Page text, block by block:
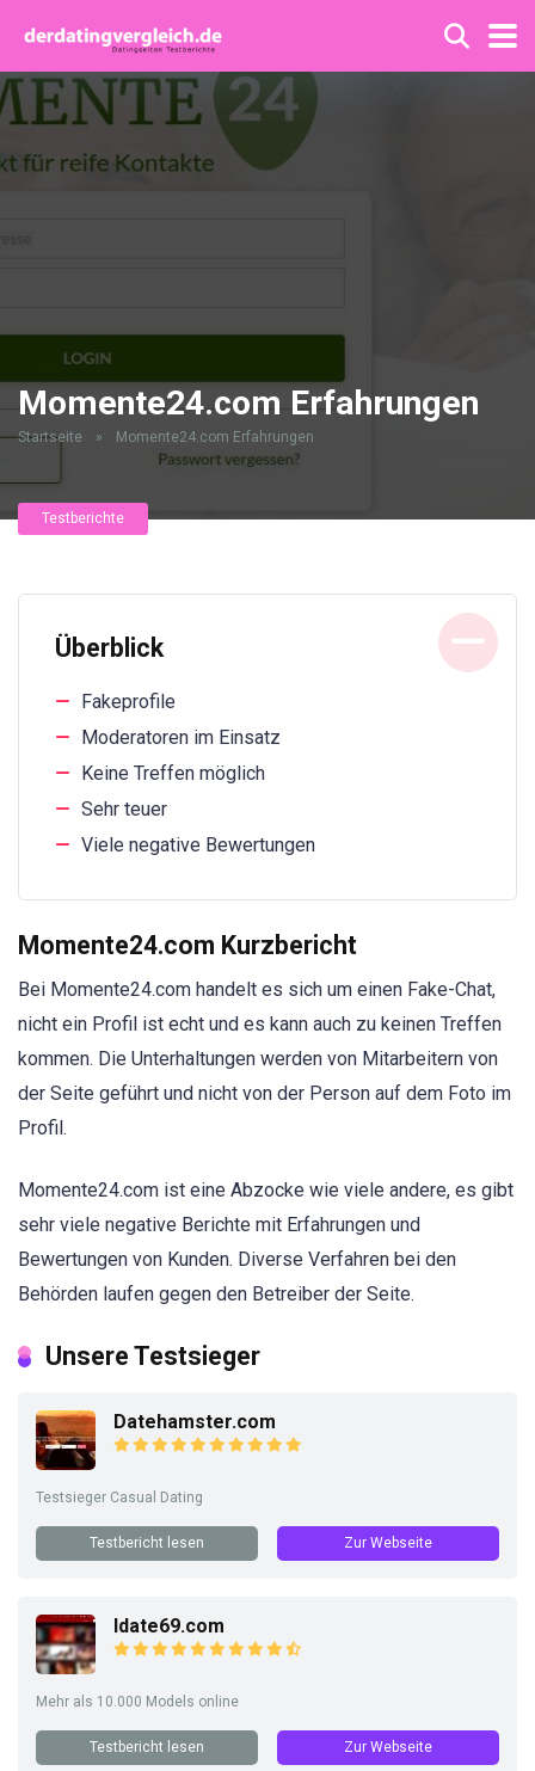
Momente24.com Erfahrungen
Startseite » Momente24.com Erfahrungen
Testberichte
Überblick
Fakeprofile
Moderatoren im Einsatz
Keine Treffen möglich
Sehr teuer
Viele negative Bewertungen
Momente24.com Kurzbericht
Bei Momente24.com handelt es sich um einen Fake-Chat,
nicht ein Profil ist echt und es kann auch zu keinen Treffen
kommen. Die Unterhaltungen werden von Mitarbeitern von
der Seite geführt und nicht von der Person auf dem Foto im
Profil.
Momente24.com ist eine Abzocke wie viele andere, es gibt
sehr viele negative Berichte mit Erfahrungen und
Bewertungen von Kunden. Diverse Verfahren bei den
Behörden laufen gegen den Betreiber der Seite.
Unsere Testsieger
Datehamster.com
Testsieger Casual Dating
Testbericht lesen Zur Webseite
Idate69.com
Mehr als 10.000 Models online
Testbericht lesen Zur Webseite